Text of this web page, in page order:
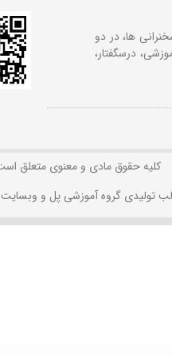
ها، در دو
درسگفتار،
کلیه حقوق مادی و معنوی متعلق
تولیدی گروه آموزشی پل و